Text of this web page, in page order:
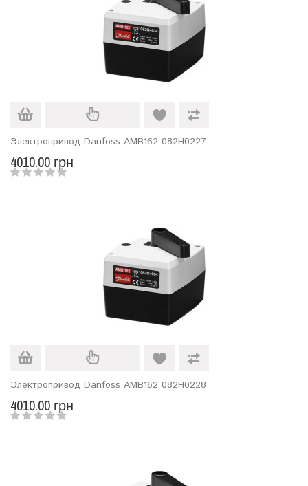
Электропривод Danfoss AMB162 082H0227
4010.00 грн
Электропривод Danfoss AMB162 082H0228
4010.00 грн